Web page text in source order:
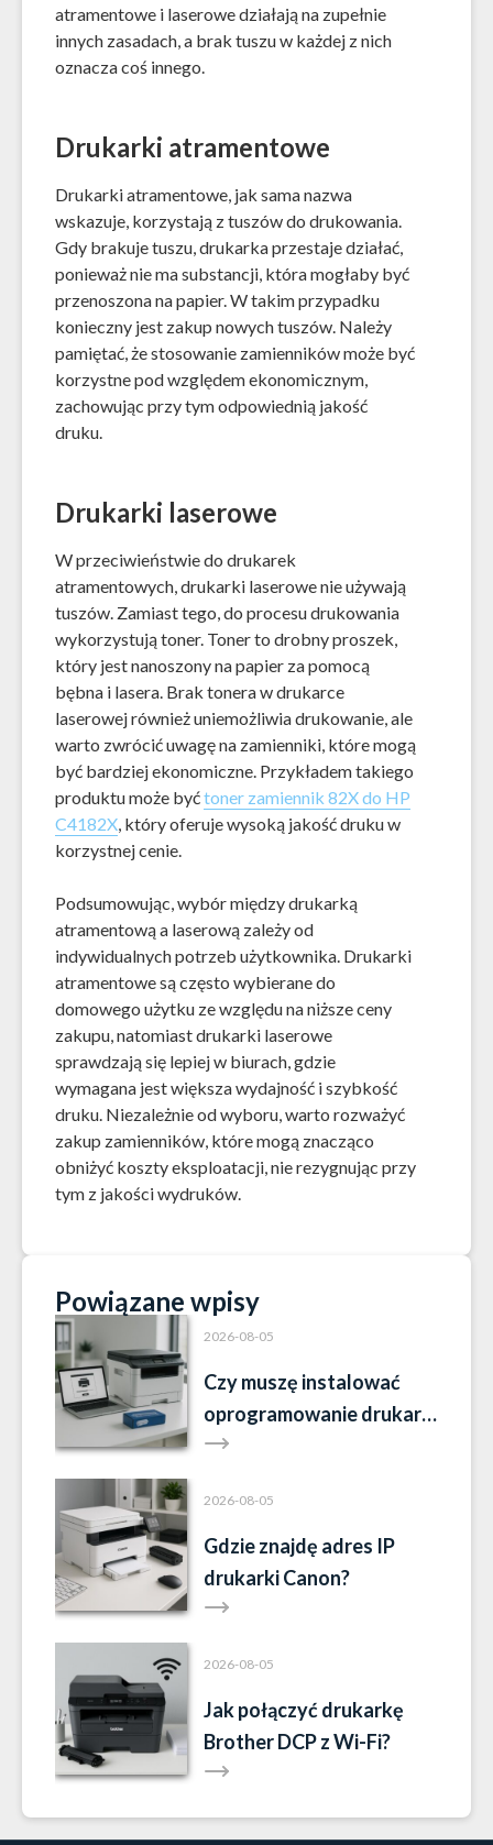
atramentowe i laserowe działają na zupełnie
innych zasadach, a brak tuszu w każdej z nich
oznacza coś innego.
Drukarki atramentowe
Drukarki atramentowe, jak sama nazwa
wskazuje, korzystają z tuszów do drukowania.
Gdy brakuje tuszu, drukarka przestaje działać,
ponieważ nie ma substancji, która mogłaby być
przenoszona na papier. W takim przypadku
konieczny jest zakup nowych tuszów. Należy
pamiętać, że stosowanie zamienników może być
korzystne pod względem ekonomicznym,
zachowując przy tym odpowiednią jakość
druku.
Drukarki laserowe
W przeciwieństwie do drukarek
atramentowych, drukarki laserowe nie używają
tuszów. Zamiast tego, do procesu drukowania
wykorzystują toner. Toner to drobny proszek,
który jest nanoszony na papier za pomocą
bębna i lasera. Brak tonera w drukarce
laserowej również uniemożliwia drukowanie, ale
warto zwrócić uwagę na zamienniki, które mogą
być bardziej ekonomiczne. Przykładem takiego
produktu może byćtoner zamiennik 82X do HP
C4182X, który oferuje wysoką jakość druku w
korzystnej cenie.
Podsumowując, wybór między drukarką
atramentową a laserową zależy od
indywidualnych potrzeb użytkownika. Drukarki
atramentowe są często wybierane do
domowego użytku ze względu na niższe ceny
zakupu, natomiast drukarki laserowe
sprawdzają się lepiej w biurach, gdzie
wymagana jest większa wydajność i szybkość
druku. Niezależnie od wyboru, warto rozważyć
zakup zamienników, które mogą znacząco
obniżyć koszty eksploatacji, nie rezygnując przy
tym z jakości wydruków.
Powiązane wpisy
2026-08-05
Czy muszę instalować
oprogramowanie drukarki
Brother?
2026-08-05
Gdzie znajdę adres IP
drukarki Canon?
2026-08-05
Jak połączyć drukarkę
Brother DCP z Wi-Fi?